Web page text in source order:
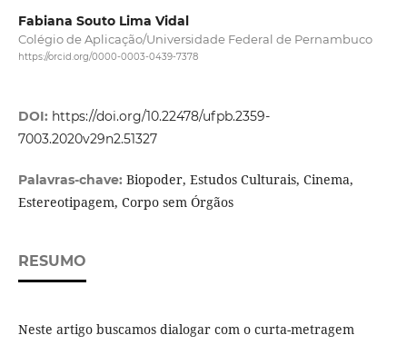
Fabiana Souto Lima Vidal
Colégio de Aplicação/Universidade Federal de Pernambuco
https://orcid.org/0000-0003-0439-7378
DOI: https://doi.org/10.22478/ufpb.2359-
7003.2020v29n2.51327
Palavras-chave: Biopoder, Estudos Culturais, Cinema,
Estereotipagem, Corpo sem Órgãos
RESUMO
Neste artigo buscamos dialogar com o curta-metragem